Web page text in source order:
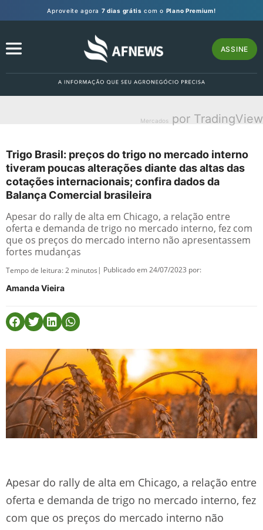
Aproveite agora 7 dias grátis com o Plano Premium!
ASSINE
Mercados por TradingView
Trigo Brasil: preços do trigo no mercado interno
tiveram poucas alterações diante das altas das
cotações internacionais; confira dados da
Balança Comercial brasileira
Apesar do rally de alta em Chicago, a relação entre
oferta e demanda de trigo no mercado interno, fez com
que os preços do mercado interno não apresentassem
fortes mudanças
Tempo de leitura:2 minutos | Publicado em 24/07/2023 por:
Amanda Vieira
Apesar do rally de alta em Chicago, a relação entre
oferta e demanda de trigo no mercado interno, fez
com que os preços do mercado interno não